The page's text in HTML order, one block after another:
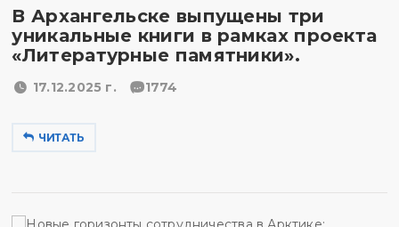
В Архангельске выпущены три
уникальные книги в рамках проекта
«Литературные памятники».
17.12.2025 г. 1774
ЧИТАТЬ